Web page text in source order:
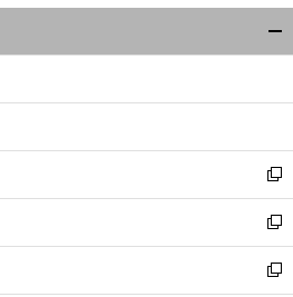
ウ
ィ
ン
ウ
開
く
新
し
い
ウ
ィ
新
し
い
新